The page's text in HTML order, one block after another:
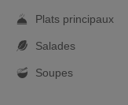
Plats principaux
Salades
Soupes